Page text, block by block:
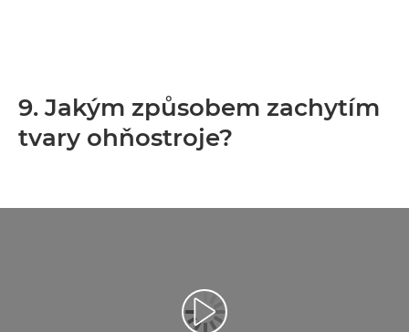
9. Jakým způsobem zachytím
tvary ohňostroje?
Přehrát video